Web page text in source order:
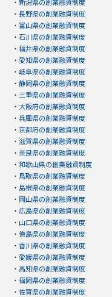
・ 長野県の創業融資制度
・ 富山県の創業融資制度
・ 石川県の創業融資制度
・ 福井県の創業融資制度
・ 愛知県の創業融資制度
・ 岐阜県の創業融資制度
・ 静岡県の創業融資制度
・ 三重県の創業融資制度
・ 大阪府の創業融資制度
・ 兵庫県の創業融資制度
・ 京都府の創業融資制度
・ 滋賀県の創業融資制度
・ 奈良県の創業融資制度
・ 和歌山県の創業融資制度
・ 鳥取県の創業融資制度
・ 島根県の創業融資制度
・ 岡山県の創業融資制度
・ 広島県の創業融資制度
・ 山口県の創業融資制度
・ 徳島県の創業融資制度
・ 香川県の創業融資制度
・ 愛媛県の創業融資制度
・ 高知県の創業融資制度
・ 福岡県の創業融資制度
・ 佐賀県の創業融資制度